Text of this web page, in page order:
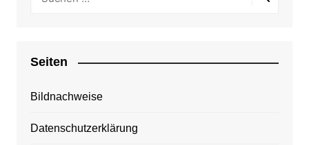
Seiten
Bildnachweise
Datenschutzerklärung